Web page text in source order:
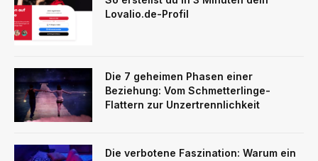
Lovalio.de-Profil
Die 7 geheimen Phasen einer
Beziehung: Vom Schmetterlinge-
Flattern zur Unzertrennlichkeit
Die verbotene Faszination: Warum ein